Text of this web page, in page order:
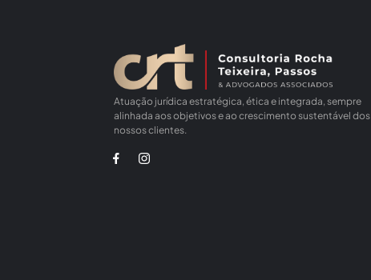
Atuação jurídica estratégica, ética e integrada, sempre
alinhada aos objetivos e ao crescimento sustentável dos
nossos clientes.